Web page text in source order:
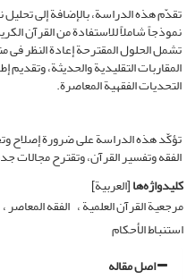
تقدّم هذه الدراسة، بالإضافة إلى
نموذجاً شاملاً للاستفادة من القرآن
تشمل الحلول المقترحة إعادة النظر فی
المقاربات التقلیدیة والحدیثة،
التحدیات الفقهیة المعاصرة.
تؤکّد هذه الدراسة على ضرورة إصلاح
الفقه وتفسیر القرآن، وتقترح مجالات
کلیدواژه‌ها[العربیة]
مرجعیة القرآن العلمیة الفقه المعاصر
استنباط الأحکام
اصل مقاله